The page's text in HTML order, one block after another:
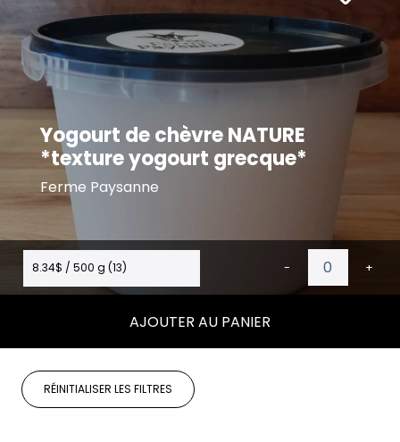
Yogourt de chèvre NATURE
*texture yogourt grecque*
Ferme Paysanne
8.34$ / 500 g (13) - +
AJOUTER AU PANIER
RÉINITIALISER LES FILTRES